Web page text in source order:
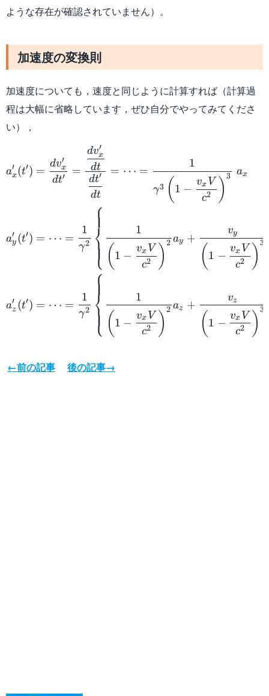
ような存在が確認されていません）。
加速度の変換則
加速度についても，速度と同じように計算すれば（計算過
程は大幅に省略しています，ぜひ自分でやってみてくださ
い），
ax
′ (t′)
ay
′ (t′)
az
′ (t′)
=
dt′
dvx
′
=
dt
dt′
dt
dvx
′
= ⋯ =
γ3 ( 1 −
c2
vx V ) 3
1
ax
= ⋯ =
γ2
1
⎩
⎨
⎧
( 1 −
c2
vx V ) 2
1
ay +
( 1 −
c2
vx V ) 3
vy
= ⋯ =
γ2
1
⎩
⎨
⎧
( 1 −
c2
vx V ) 2
1
az +
( 1 −
c2
vx V ) 3
vz
←前の記事 後の記事→